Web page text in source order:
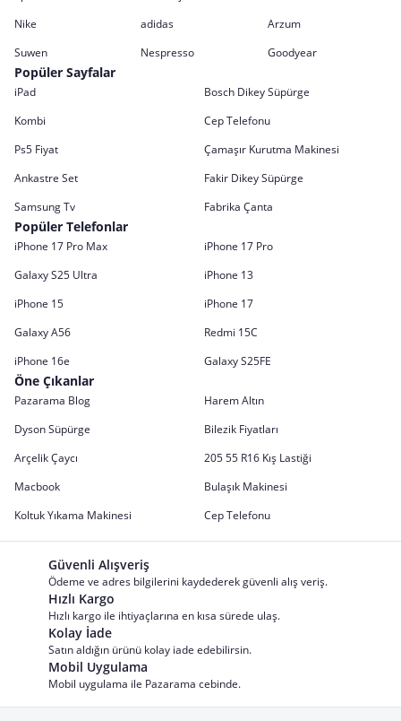
Nike
adidas
Arzum
Suwen
Nespresso Goodyear
Popüler Sayfalar
iPad
Bosch Dikey Süpürge
Kombi
Cep Telefonu
Ps5 Fiyat
Çamaşır Kurutma Makinesi
Ankastre Set
Fakir Dikey Süpürge
Samsung Tv
Fabrika Çanta
Popüler Telefonlar
iPhone 17 Pro Max
iPhone 17 Pro
Galaxy S25 Ultra
iPhone 13
iPhone 15
iPhone 17
Galaxy A56
Redmi 15C
iPhone 16e
Galaxy S25FE
Öne Çıkanlar
Pazarama Blog
Harem Altın
Dyson Süpürge
Bilezik Fiyatları
Arçelik Çaycı
205 55 R16 Kış Lastiği
Macbook
Bulaşık Makinesi
Koltuk Yıkama Makinesi
Cep Telefonu
Güvenli Alışveriş
Ödeme ve adres bilgilerini kaydederek güvenli alış veriş.
Hızlı Kargo
Hızlı kargo ile ihtiyaçlarına en kısa sürede ulaş.
Kolay İade
Satın aldığın ürünü kolay iade edebilirsin.
Mobil Uygulama
Mobil uygulama ile Pazarama cebinde.